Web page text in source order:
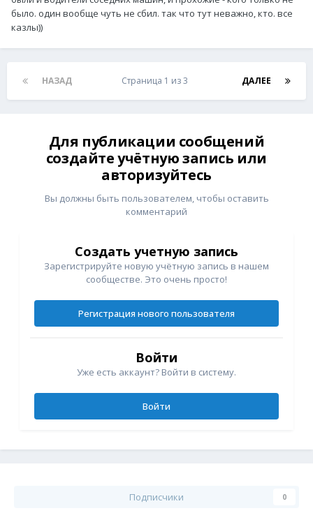
было. один вообще чуть не сбил. так что тут неважно, кто. все
казлы))
НАЗАД ДАЛЕЕ
Страница 1 из 3
Для публикации сообщений
создайте учётную запись или
авторизуйтесь
Вы должны быть пользователем, чтобы оставить
комментарий
Создать учетную запись
Зарегистрируйте новую учётную запись в нашем
сообществе. Это очень просто!
Регистрация нового пользователя
Войти
Уже есть аккаунт? Войти в систему.
Войти
Подписчики 0